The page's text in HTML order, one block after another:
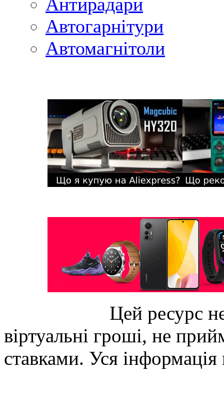
Автогарнітури
Автомагнітоли
Цей ресурс
віртуальні гроші, не
ставками. Уся